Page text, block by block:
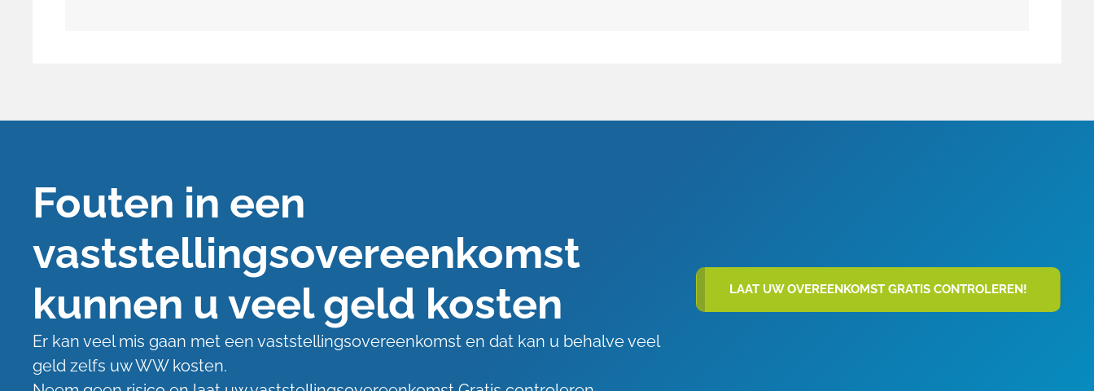
Fouten in een
vaststellingsovereenkomst
kunnen u veel geld kosten
Er kan veel mis gaan met een vaststellingsovereenkomst en dat kan u behalve veel
geld zelfs uw WW kosten.
LAAT UW OVEREENKOMST GRATIS CONTROLEREN!